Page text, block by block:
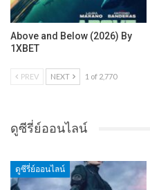
Above and Below (2026) By
1XBET
PREV NEXT 1 of 2,770
ดูซีรี่ย์ออนไลน์
ดูซีรี่ย์ออนไลน์